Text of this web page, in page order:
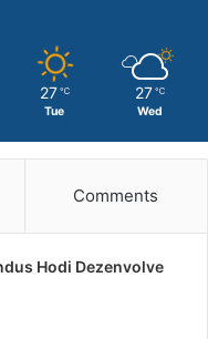
27 ℃
Tue
27 ℃
Wed
Comments
Hodi Dezenvolve